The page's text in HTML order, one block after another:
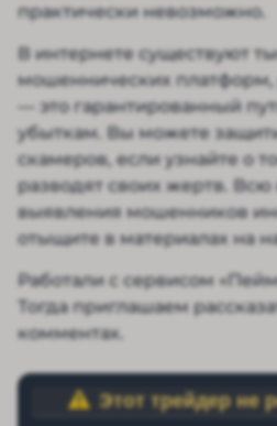
практически невозможно.
В интернете существуют
мошеннических платформ,
— это гарантированный
убыткам. Вы можете
скамеров, если узнайте о
разводят своих жертв.
выявления мошенников
отыщите в материалах на
Работали с сервисом
Тогда приглашаем
комментах.
Этот трейдер не